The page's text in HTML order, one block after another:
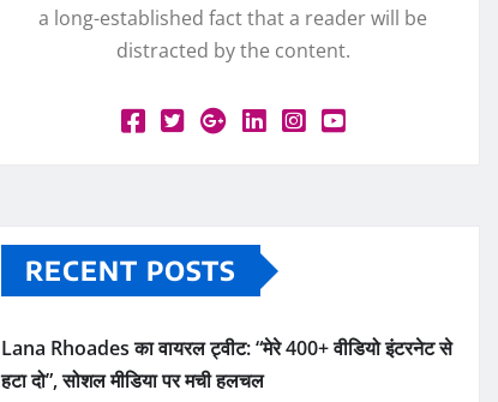
a long-established fact that a reader will be
distracted by the content.
RECENT POSTS
Lana Rhoades का वायरल ट्वीट: “मेरे 400+ वीडियो इंटरनेट से
हटा दो”, सोशल मीडिया पर मची हलचल